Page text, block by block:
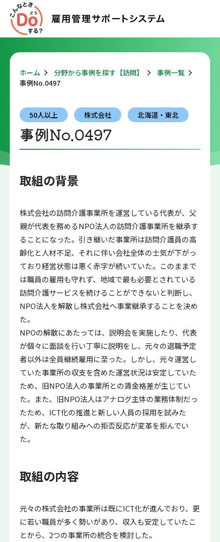
ホーム 分野から事例を探す【訪問】
事例一覧
事例No.0497
50人以上 株式会社 北海道・東北
事例No.0497
取組の背景
株式会社の訪問介護事業所を運営している代表が、父
親が代表を務めるNPO法人の訪問介護事業所を継承す
ることになった。引き継いだ事業所は訪問介護員の高
齢化と人材不足、それに伴い会社全体の士気が下がっ
ており経営状態は悪く赤字が続いていた。このままで
は職員の雇用も守れず、地域で最も必要とされている
訪問介護サービスを続けることができないと判断し、
NPO法人を解散し株式会社へ事業継承することを決め
た。
NPOの解散にあたっては、説明会を実施したり、代表
が個々に面談を行い丁寧に説明をし、元々の退職予定
者以外は全員継続雇用に至った。しかし、元々運営し
ていた事業所の収支を含めた運営状況は安定していた
ため、旧NPO法人の事業所との賃金格差が生じてい
た。また、旧NPO法人はアナログ主体の業務体制だっ
たため、ICT化の推進と新しい人員の採用を試みた
が、新たな取り組みへの拒否反応が変革を拒んでい
た。
取組の内容
元々の株式会社の事業所は既にICT化が進んでおり、更
に若い職員が多く勢いがあり、収入も安定していたこ
とから、2つの事業所の統合を検討した。